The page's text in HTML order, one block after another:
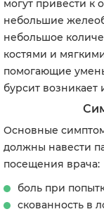
могут привести к
небольшие
небольшое
костями и
помогающие
бурсит возникает
Основные
должны навести
посещения врача:
боль при
скованность в